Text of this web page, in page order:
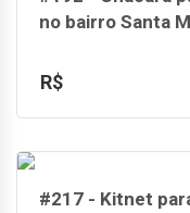
no bairro Santa
R$
#217 - Kitnet